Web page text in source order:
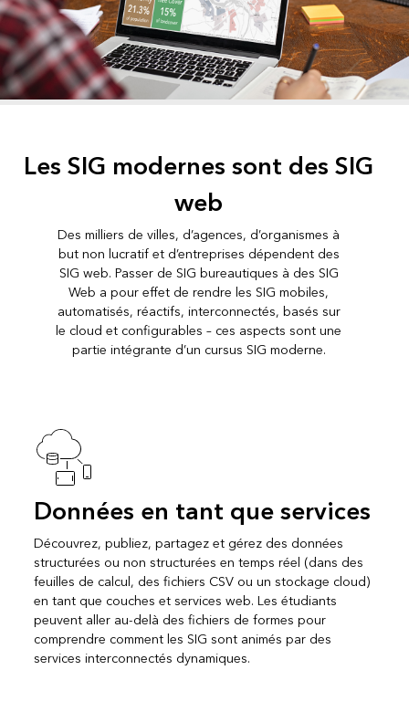
Les SIG modernes sont des SIG
web
Des milliers de villes, d’agences, d’organismes à
but non lucratif et d’entreprises dépendent des
SIG web. Passer de SIG bureautiques à des SIG
Web a pour effet de rendre les SIG mobiles,
automatisés, réactifs, interconnectés, basés sur
le cloud et configurables – ces aspects sont une
partie intégrante d’un cursus SIG moderne.
Données en tant que services
Découvrez, publiez, partagez et gérez des données
structurées ou non structurées en temps réel (dans des
feuilles de calcul, des fichiers CSV ou un stockage cloud)
en tant que couches et services web. Les étudiants
peuvent aller au-delà des fichiers de formes pour
comprendre comment les SIG sont animés par des
services interconnectés dynamiques.